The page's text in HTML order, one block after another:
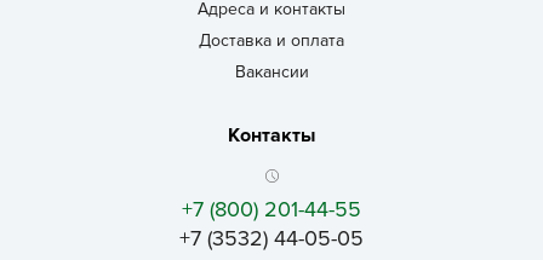
Адреса и контакты
Доставка и оплата
Вакансии
Контакты
+7 (800) 201-44-55
+7 (3532) 44-05-05